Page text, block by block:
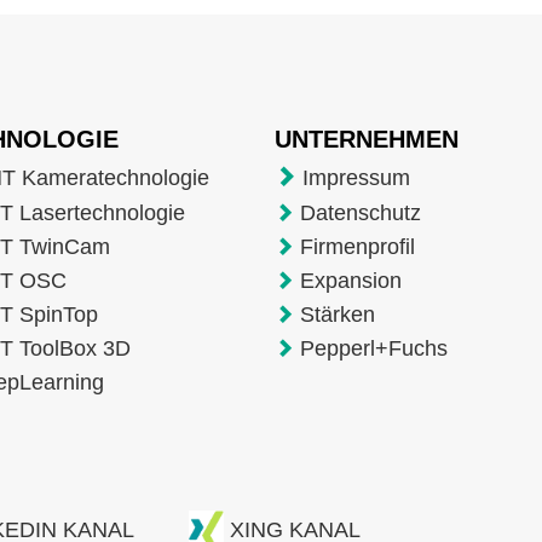
Kameratechnologie
Lasertechnologie
TwinCam
OSC
SpinTop
ToolBox 3D
UNTERNEHMEN
Impressum
Datenschutz
Firmenprofil
Expansion
Stärken
Pepperl+Fuchs
KANAL XING KANAL